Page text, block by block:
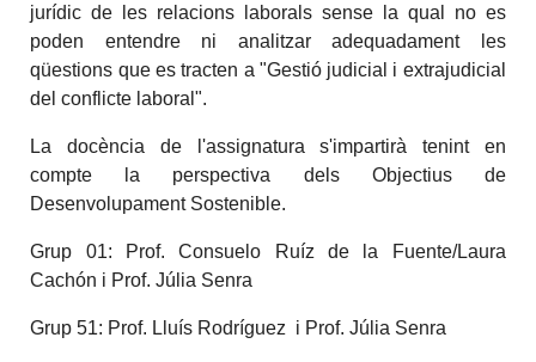
jurídic de les relacions laborals sense la qual no es
poden entendre ni analitzar adequadament les
qüestions que es tracten a "Gestió judicial i extrajudicial
del conflicte laboral".
La docència de l'assignatura s'impartirà tenint en
compte la perspectiva dels Objectius de
Desenvolupament Sostenible.
Grup 01: Prof. Consuelo Ruíz de la Fuente/Laura
Cachón i Prof. Júlia Senra
Grup 51: Prof. Lluís Rodríguez i Prof. Júlia Senra